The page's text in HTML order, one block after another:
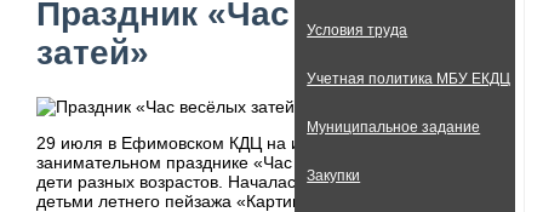
Условия труда
Учетная политика МБУ ЕКДЦ
Муниципальное задание
Закупки
Праздник «Час весёлых
затей»
29 июля в Ефимовском КДЦ на интересном и
занимательном празднике «Час весёлых затей» побывали
дети разных возрастов. Началась программа с создания
детьми летнего пейзажа «Картина лета».